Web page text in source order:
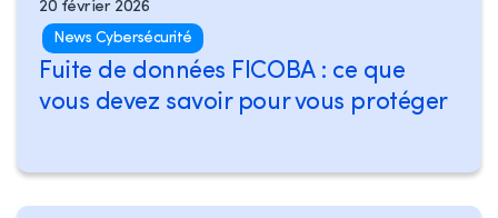
20 février 2026
News Cybersécurité
Fuite de données FICOBA : ce que
vous devez savoir pour vous protéger